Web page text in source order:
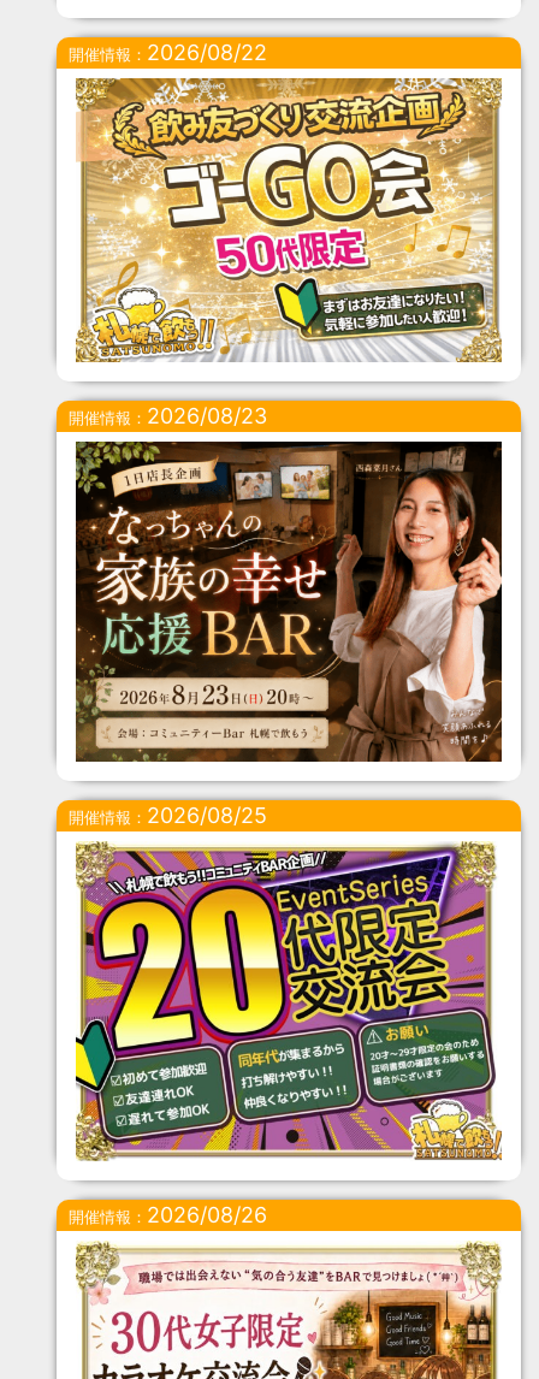
開催情報： 2026/08/22
開催情報： 2026/08/23
開催情報： 2026/08/25
開催情報： 2026/08/26